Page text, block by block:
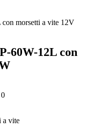
60W-12L con
a vite